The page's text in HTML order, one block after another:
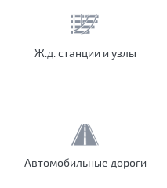
Ж.д. станции и узлы
Автомобильные дороги